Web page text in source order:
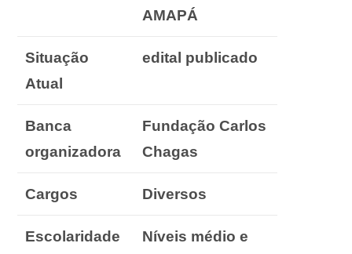
AMAPÁ
Situação
Atual
edital publicado
Banca
organizadora
Fundação Carlos
Chagas
Cargos Diversos
Escolaridade
Níveis médio e